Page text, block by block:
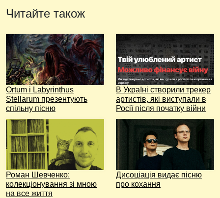
Читайте також
Ortum і Labyrinthus
Stellarum презентують
спільну пісню
В Україні створили трекер
артистів, які виступали в
Росії після початку війни
Роман Шевченко:
колекціонування зі мною
на все життя
Дисоціація видає пісню
про кохання